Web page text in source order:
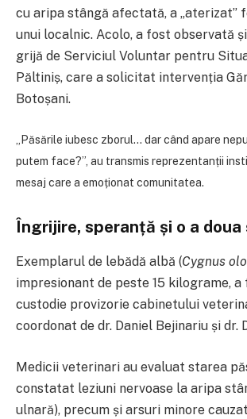
cu aripa stângă afectată, a „aterizat”
unui localnic. Acolo, a fost observată
grijă de Serviciul Voluntar pentru
Păltiniș, care a solicitat intervenția
Botoșani.
„Păsările iubesc zborul… dar când apare
putem face?”, au transmis reprezentanții
mesaj care a emoționat comunitatea.
Îngrijire, speranță și o a doua
Exemplarul de lebădă albă (Cygnus
impresionant de peste 15 kilograme,
custodie provizorie cabinetului
coordonat de dr. Daniel Bejinariu și dr.
Medicii veterinari au evaluat starea
constatat leziuni nervoase la aripa
ulnară), precum și arsuri minore